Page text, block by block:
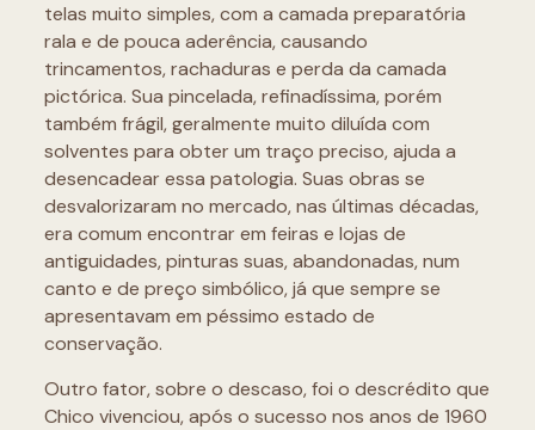
telas muito simples, com a camada preparatória
rala e de pouca aderência, causando
trincamentos, rachaduras e perda da camada
pictórica. Sua pincelada, refinadíssima, porém
também frágil, geralmente muito diluída com
solventes para obter um traço preciso, ajuda a
desencadear essa patologia. Suas obras se
desvalorizaram no mercado, nas últimas décadas,
era comum encontrar em feiras e lojas de
antiguidades, pinturas suas, abandonadas, num
canto e de preço simbólico, já que sempre se
apresentavam em péssimo estado de
conservação.
Outro fator, sobre o descaso, foi o descrédito que
Chico vivenciou, após o sucesso nos anos de 1960